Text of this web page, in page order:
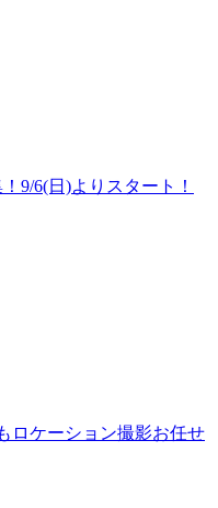
9/6(日)よりスタート！
ロケーション撮影お任せ